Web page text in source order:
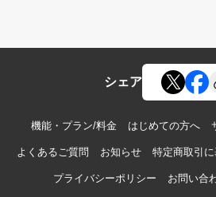
シェア
機能・プラン/料金 はじめての方へ
よくあるご質問 お知らせ 特定商取引
プライバシーポリシー お問い合